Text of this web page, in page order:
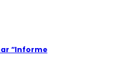
“Informe